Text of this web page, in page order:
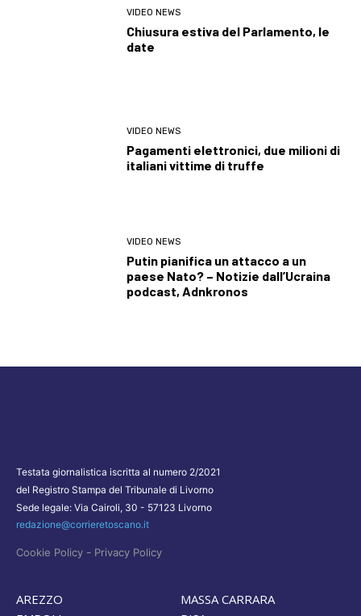
VIDEO NEWS
Chiusura estiva del Parlamento, le
date
VIDEO NEWS
Pagamenti elettronici, due milioni di
italiani vittime di truffe
VIDEO NEWS
Putin pianifica un attacco a un
paese Nato? – Notizie dall’Ucraina
podcast, Adnkronos
Testata giornalistica iscritta al numero 2/2021
del Registro Stampa del Tribunale di Livorno
Sede legale: Via Cairoli, 30 - 57123 Livorno
redazione@corrieretoscano.it
Cookie Policy - Privacy Policy
AREZZO
MASSA CARRARA